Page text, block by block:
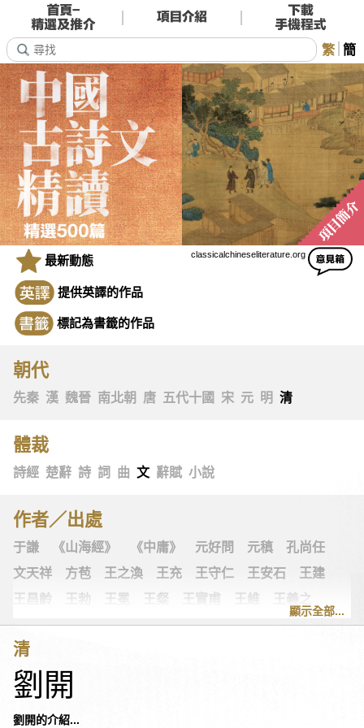
繁 簡
classicalchineseliterature.org
最新動態
提供英譯的作品
標記為書籤的作品
朝代
先秦 漢 魏晉 南北朝 唐 五代十國 宋 元 明 清
體裁
詩經 楚辭 詩 詞 曲 文 辭賦 小說
作者／出處
于謙 《山海經》 《中庸》 元好問 元稹
孔尚任
文天祥
方苞 王之渙 王充 王守仁 王安石
王建
王昌齡
王勃 王冕 王粲 王實甫 王維
王羲之
王翰
王觀 王讜 古詩十九首 古歌謠
史可法
司空圖
《左傳》
朱敦儒
朱慶餘
顯示全部...
清
劉開
劉開的介紹...